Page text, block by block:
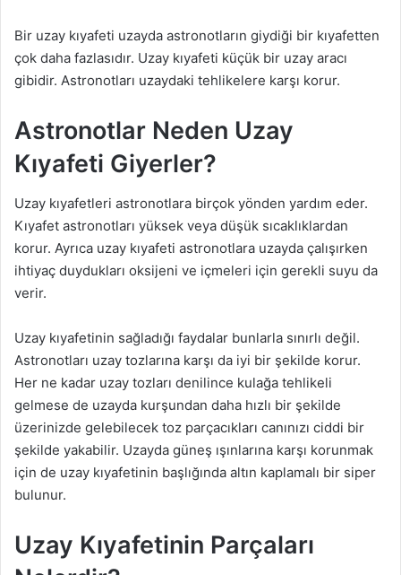
Bir uzay kıyafeti uzayda astronotların giydiği bir kıyafetten
çok daha fazlasıdır. Uzay kıyafeti küçük bir uzay aracı
gibidir. Astronotları uzaydaki tehlikelere karşı korur.
Astronotlar Neden Uzay
Kıyafeti Giyerler?
Uzay kıyafetleri astronotlara birçok yönden yardım eder.
Kıyafet astronotları yüksek veya düşük sıcaklıklardan
korur. Ayrıca uzay kıyafeti astronotlara uzayda çalışırken
ihtiyaç duydukları oksijeni ve içmeleri için gerekli suyu da
verir.
Uzay kıyafetinin sağladığı faydalar bunlarla sınırlı değil.
Astronotları uzay tozlarına karşı da iyi bir şekilde korur.
Her ne kadar uzay tozları denilince kulağa tehlikeli
gelmese de uzayda kurşundan daha hızlı bir şekilde
üzerinizde gelebilecek toz parçacıkları canınızı ciddi bir
şekilde yakabilir. Uzayda güneş ışınlarına karşı korunmak
için de uzay kıyafetinin başlığında altın kaplamalı bir siper
bulunur.
Uzay Kıyafetinin Parçaları